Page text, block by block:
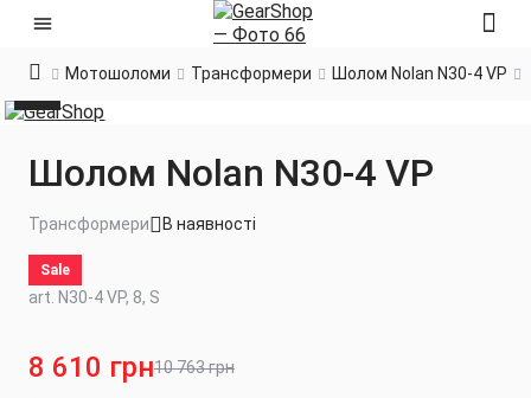
Мотошоломи Трансформери Шолом Nolan N30-4 VP
Шолом Nolan N30-4 VP
Трансформери В наявності
Sale
art. N30-4 VP, 8, S
10 763 грн
8 610 грн